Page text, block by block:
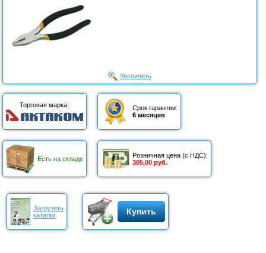
Увеличить
Торговая марка:
Срок гарантии:
6 месяцев
Есть на складе
Розничная цена (с НДС):
305,00 руб.
Загрузить
каталог
Купить